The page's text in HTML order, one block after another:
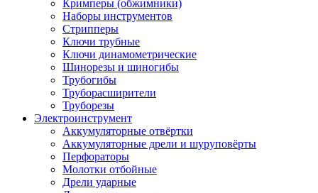
Кримперы (обжимники)
Наборы инструментов
Стрипперы
Ключи трубные
Ключи динамометрические
Шинорезы и шиногибы
Трубогибы
Труборасширители
Труборезы
Электроинструмент
Аккумуляторные отвёртки
Аккумуляторные дрели и шуруповёрты
Перфораторы
Молотки отбойные
Дрели ударные